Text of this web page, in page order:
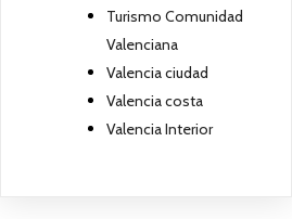
Turismo Comunidad
Valenciana
Valencia ciudad
Valencia costa
Valencia Interior